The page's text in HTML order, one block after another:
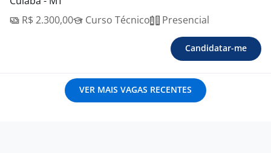
R$ 2.300,00
Curso Técnico Presencial
Candidatar-me
VER MAIS VAGAS RECENTES